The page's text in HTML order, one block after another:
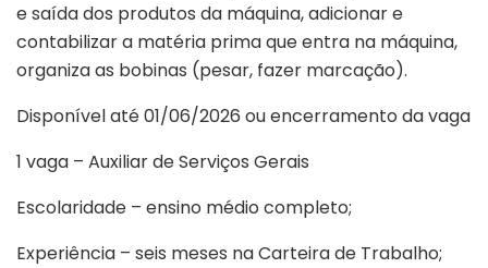
e saída dos produtos da máquina, adicionar e
contabilizar a matéria prima que entra na máquina,
organiza as bobinas (pesar, fazer marcação).
Disponível até 01/06/2026 ou encerramento da vaga
1 vaga – Auxiliar de Serviços Gerais
Escolaridade – ensino médio completo;
Experiência – seis meses na Carteira de Trabalho;